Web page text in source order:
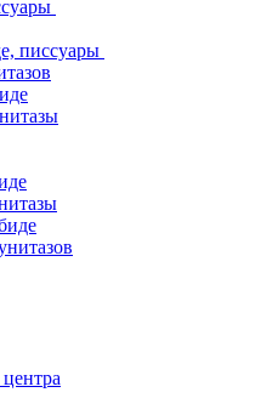
писсуары